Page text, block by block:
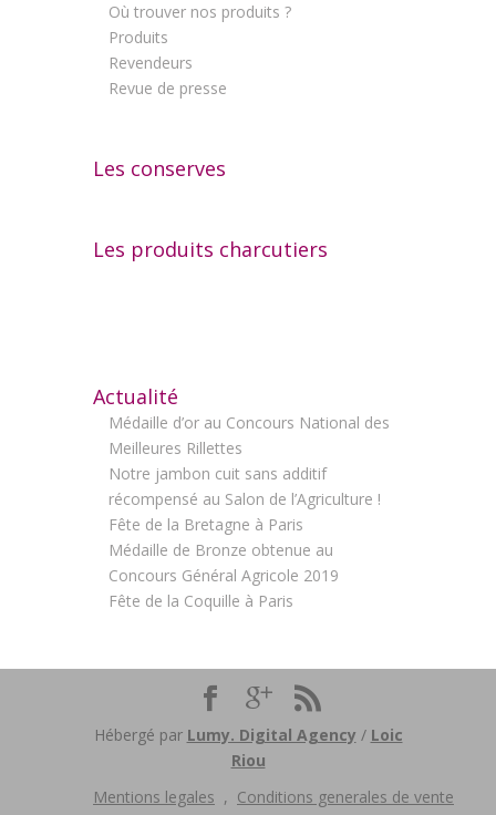
Où trouver nos produits ?
Produits
Revendeurs
Revue de presse
Les conserves
Les produits charcutiers
Actualité
Médaille d’or au Concours National des
Meilleures Rillettes
Notre jambon cuit sans additif
récompensé au Salon de l’Agriculture !
Fête de la Bretagne à Paris
Médaille de Bronze obtenue au
Concours Général Agricole 2019
Fête de la Coquille à Paris
Hébergé par Lumy. Digital Agency / Loic
Riou
Mentions legales , Conditions generales de vente